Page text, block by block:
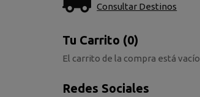
Consultar Destinos
Tu Carrito (0)
El carrito de la compra está vacío
Redes Sociales